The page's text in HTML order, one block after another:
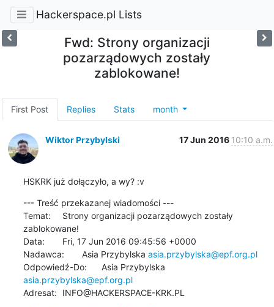
Hackerspace.pl Lists
Fwd: Strony organizacji
pozarządowych zostały
zablokowane!
First Post Replies Stats month
Wiktor Przybylski 17 Jun 2016 10:10 a.m.
HSKRK już dołączyło, a wy? :v
--- Treść przekazanej wiadomości ---
Temat: 	Strony organizacji pozarządowych zostały
zablokowane!
Data: 	Fri, 17 Jun 2016 09:45:56 +0000
Nadawca: 	Asia Przybylska asia.przybylska@epf.org.pl
asia.przybylska@epf.org.pl
Adresat: 	INFO@HACKERSPACE-KRK.PL